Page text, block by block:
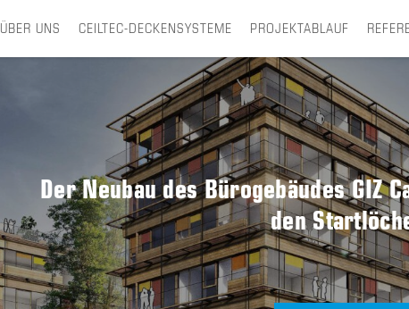
ÜBER UNS CEILTEC-DECKENSYSTEME PROJEKTABLAUF
Der Neubau des Bürogebäudes GIZ
den